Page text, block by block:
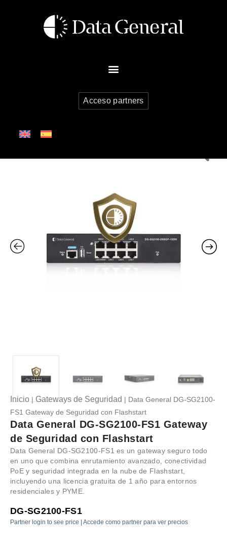
Acceso partners
Inicio | Gateways de Seguridad | Data General DG-SG2100-
FS1 Gateway de Seguridad con Flashstart
Data General DG-SG2100-FS1 Gateway
de Seguridad con Flashstart
Data General DG-SG2100-FS1 es un gateway seguro todo
en uno que combina enrutamiento avanzado, conectividad
PoE y seguridad integrada en la nube de Flashstart,
incluyendo una licencia gratuita de 1 año para entornos
residenciales y PYME.
DG-SG2100-FS1
Partner login to see price | Accede como partner para ver precios